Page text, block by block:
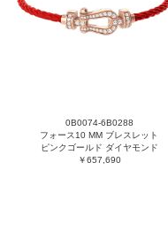
0B0074-6B0288
フォース10 MM ブレスレット
ピンクゴールド ダイヤモンド
￥657,690